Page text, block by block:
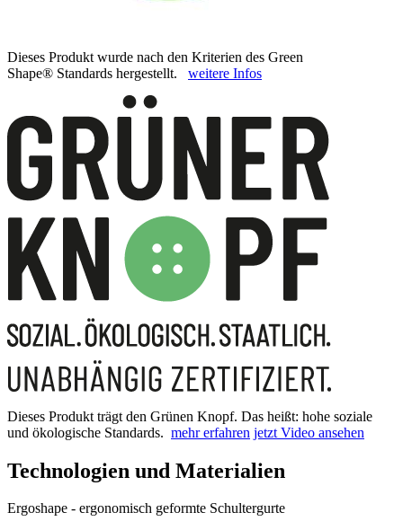
Dieses Produkt wurde nach den Kriterien des Green
Shape® Standards hergestellt. weitere Infos
Dieses Produkt trägt den Grünen Knopf. Das heißt: hohe soziale
und ökologische Standards. mehr erfahren jetzt Video ansehen
Technologien und Materialien
Ergoshape - ergonomisch geformte Schultergurte